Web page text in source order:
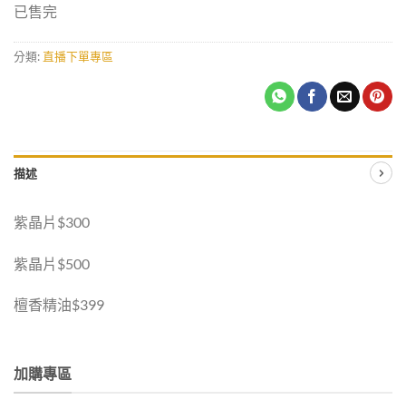
已售完
分類: 直播下單專區
描述
紫晶片$300
紫晶片$500
檀香精油$399
加購專區